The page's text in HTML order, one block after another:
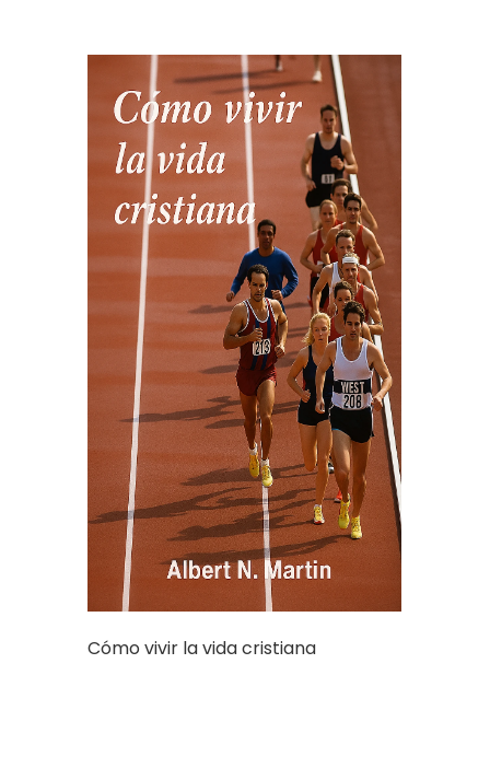
Cómo vivir la vida cristiana